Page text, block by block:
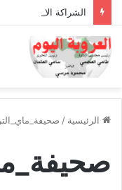
الرئيسية /